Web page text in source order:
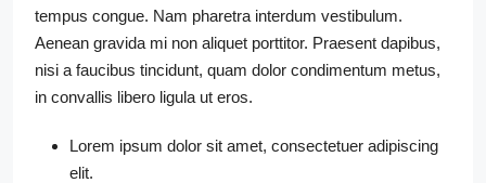
tempus congue. Nam pharetra interdum vestibulum.
Aenean gravida mi non aliquet porttitor. Praesent dapibus,
nisi a faucibus tincidunt, quam dolor condimentum metus,
in convallis libero ligula ut eros.
Lorem ipsum dolor sit amet, consectetuer adipiscing
elit.